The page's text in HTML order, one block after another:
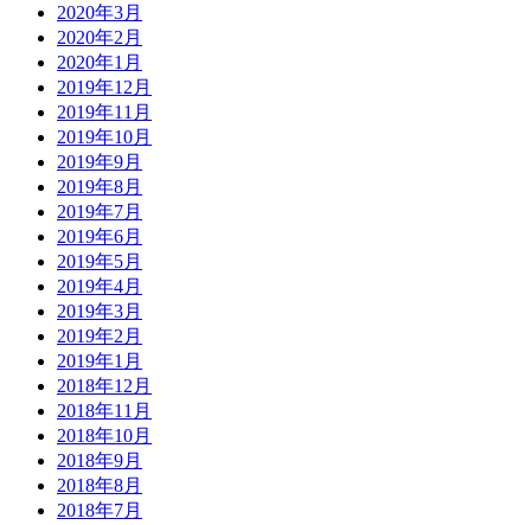
2020年3月
2020年2月
2020年1月
2019年12月
2019年11月
2019年10月
2019年9月
2019年8月
2019年7月
2019年6月
2019年5月
2019年4月
2019年3月
2019年2月
2019年1月
2018年12月
2018年11月
2018年10月
2018年9月
2018年8月
2018年7月